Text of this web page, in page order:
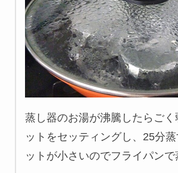
蒸し器のお湯が沸騰したらごく
ットをセッティングし、25分
ットが小さいのでフライパンで